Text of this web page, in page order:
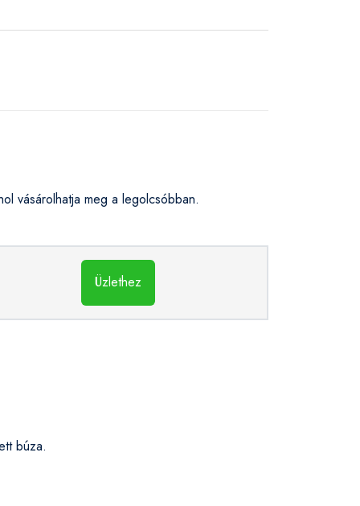
vásárolhatja meg a legolcsóbban.
Üzlethez
búza.